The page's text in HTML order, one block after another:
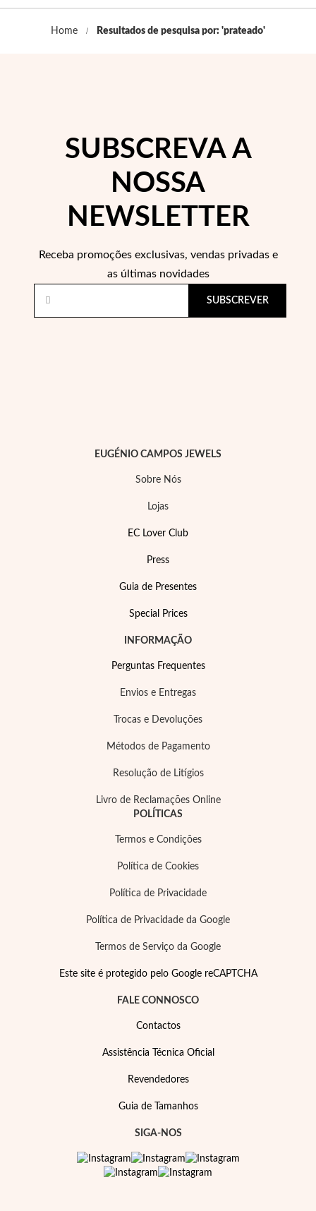
Home Resultados de pesquisa por: 'prateado'
SUBSCREVA A
NOSSA
NEWSLETTER
Receba promoções exclusivas, vendas privadas e
as últimas novidades
SUBSCREVER
EUGÉNIO CAMPOS JEWELS
Sobre Nós
Lojas
EC Lover Club
Press
Guia de Presentes
Special Prices
INFORMAÇÃO
Perguntas Frequentes
Envios e Entregas
Trocas e Devoluções
Métodos de Pagamento
Resolução de Litígios
Livro de Reclamações Online
POLÍTICAS
Termos e Condições
Política de Cookies
Política de Privacidade
Política de Privacidade da Google
Termos de Serviço da Google
Este site é protegido pelo Google reCAPTCHA
FALE CONNOSCO
Contactos
Assistência Técnica Oficial
Revendedores
Guia de Tamanhos
SIGA-NOS